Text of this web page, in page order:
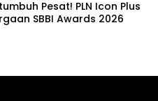
Pesat! PLN Icon Plus
SBBI Awards 2026